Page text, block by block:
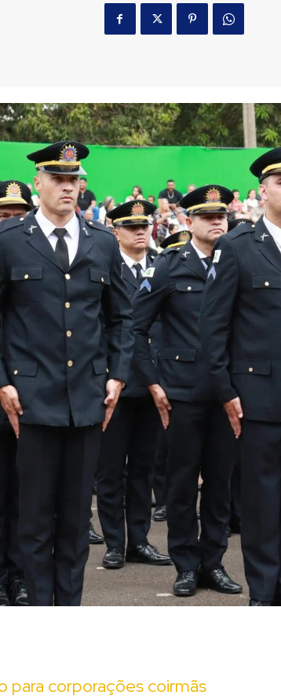
para corporações coirmãs